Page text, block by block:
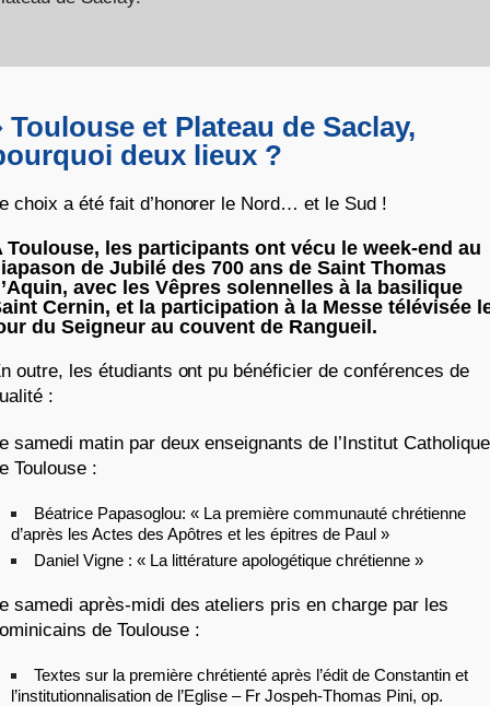
Toulouse et Plateau de Saclay,
deux lieux ?
choix a été fait d’honorer le Nord… et le Sud !
Toulouse, les participants ont vécu le week-end au
de Jubilé des 700 ans de Saint Thomas
avec les Vêpres solennelles à la basilique
Cernin, et la participation à la Messe télévisée
du Seigneur au couvent de Rangueil.
outre, les étudiants ont pu bénéficier de conférences de
:
samedi matin par deux enseignants de l’Institut Catholique
Toulouse :
Béatrice Papasoglou: « La première communauté chrétienne
d’après les Actes des Apôtres et les épitres de Paul »
Daniel Vigne : « La littérature apologétique chrétienne »
samedi après-midi des ateliers pris en charge par les
de Toulouse :
Textes sur la première chrétienté après l’édit de Constantin et
l’institutionnalisation de l’Eglise – Fr Jospeh-Thomas Pini, op.